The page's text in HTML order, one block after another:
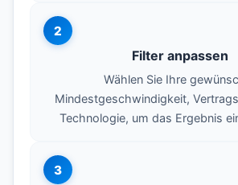
2
Filter anpassen
Wählen Sie Ihre
Mindestgeschwindigkeit,
Technologie, um das Ergebnis
3